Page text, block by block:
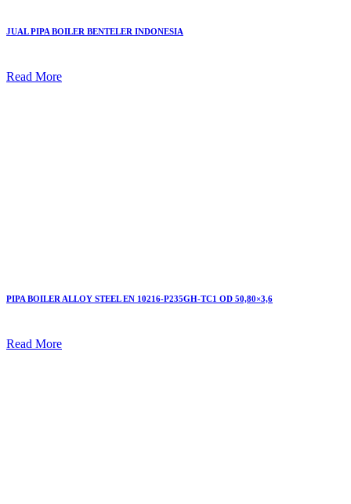
JUAL PIPA BOILER BENTELER INDONESIA
Read More
PIPA BOILER ALLOY STEEL EN 10216-P235GH-TC1 OD 50,80×3,6
Read More